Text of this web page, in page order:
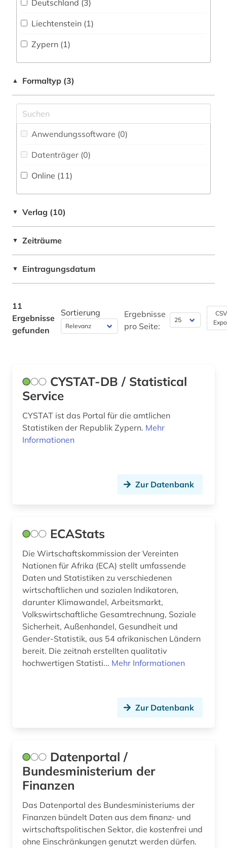
Ostasien (0)
Philosophie (0)
Physik (0)
Psychologie (0)
Technik (0)
Wissenschaftskunde, Forschung, Hochschul-,
Museumswesen (0)
zypern (1)
Deutschland (3)
Liechtenstein (1)
Zypern (1)
▲ Formaltyp (3)
Anwendungssoftware (0)
Datenträger (0)
Online (11)
▼ Verlag (10)
▼ Zeiträume
▼ Eintragungsdatum
11
Ergebnisse
gefunden
Sortierung
Ergebnisse
pro Seite:
CYSTAT-DB / Statistical
Service
CYSTAT ist das Portal für die amtlichen
Statistiken der Republik Zypern. Mehr
Informationen
Zur Datenbank
ECAStats
Die Wirtschaftskommission der Vereinten
Nationen für Afrika (ECA) stellt umfassende
Daten und Statistiken zu verschiedenen
wirtschaftlichen und sozialen Indikatoren,
darunter Klimawandel, Arbeitsmarkt,
Volkswirtschaftliche Gesamtrechnung, Soziale
Sicherheit, Außenhandel, Gesundheit und
Gender-Statistik, aus 54 afrikanischen Ländern
bereit. Die zeitnah erstellten qualitativ
hochwertigen Statisti... Mehr Informationen
Zur Datenbank
Datenportal /
Bundesministerium der
Finanzen
Das Datenportal des Bundesministeriums der
Finanzen bündelt Daten aus dem finanz- und
wirtschaftspolitischen Sektor, die kostenfrei und
ohne Einschränkungen genutzt werden dürfen.